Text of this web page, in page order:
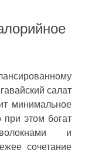
салат
минимальное
при этом богат
и
сочетание